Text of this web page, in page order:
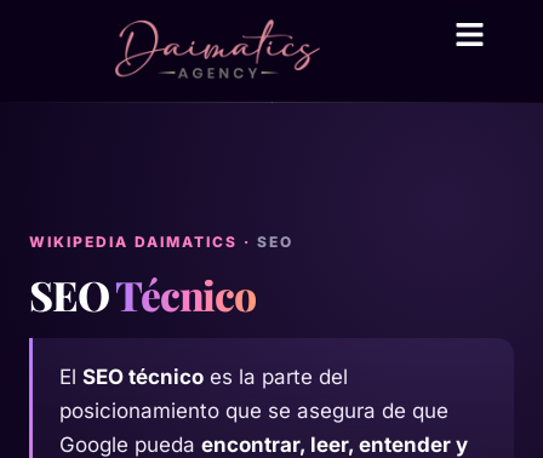
WIKIPEDIA DAIMATICS · SEO
SEOTécnico
El SEO técnico es la parte del
posicionamiento que se asegura de que
Google pueda encontrar, leer, entender y
Daima Business AI
● En línea